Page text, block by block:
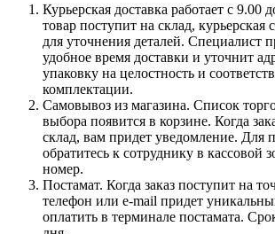
Курьерская доставка работает с 9.00
товар поступит на склад, курьерская
для уточнения деталей. Специалист
удобное время доставки и уточнит
упаковку на целостность и
комплектации.
Самовывоз из магазина. Список
выбора появится в корзине. Когда
склад, вам придет уведомление. Для
обратитесь к сотруднику в кассовой
номер.
Постамат. Когда заказ поступит на
телефон или e-mail придет
оплатить в терминале постамата.